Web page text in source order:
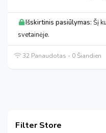
Išskirtinis pasiūlymas: Šį
svetainėje.
32 Panaudotas - 0 Šiandien
Filter Store